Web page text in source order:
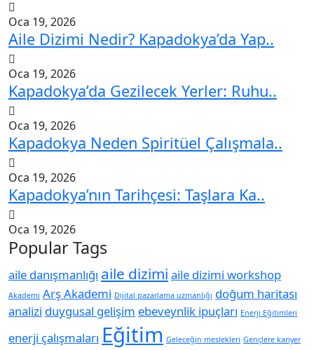
Oca 19, 2026
Aile Dizimi Nedir? Kapadokya’da Yap..
Oca 19, 2026
Kapadokya’da Gezilecek Yerler: Ruhu..
Oca 19, 2026
Kapadokya Neden Spiritüel Çalışmala..
Oca 19, 2026
Kapadokya’nın Tarihçesi: Taşlara Ka..
Oca 19, 2026
Popular Tags
aile danışmanlığı aile dizimi aile dizimi workshop
Akademi Arş Akademi Dijital pazarlama uzmanlığı doğum haritası
analizi duygusal gelişim ebeveynlik ipuçları Enerji Eğitimleri
enerji çalışmaları Eğitim Geleceğin meslekleri Gençlere kariyer